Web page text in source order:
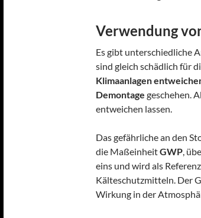
Verwendung
Es gibt unterschiedliche
sind gleich schädlich für
Klimaanlagen
Demontage geschehen.
entweichen lassen.
Das gefährliche an den
die MaßeinheitGWP,
eins und wird als
Kälteschutzmitteln. Der
Wirkung in der